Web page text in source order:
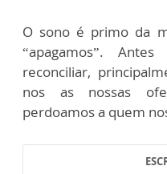
O sono é primo da
“apagamos”.
reconciliar,
nos as nossas
perdoamos a quem